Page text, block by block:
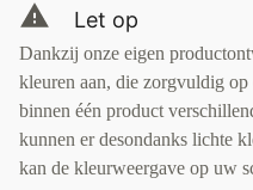
Let op
Dankzij onze eigen
kleuren aan, die zorgvuldig
binnen één product
kunnen er desondanks lichte
kan de kleurweergave op uw